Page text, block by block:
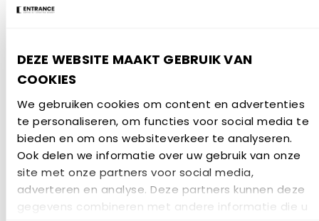
DEZE WEBSITE MAAKT GEBRUIK VAN
COOKIES
We gebruiken cookies om content en advertenties
te personaliseren, om functies voor social media te
bieden en om ons websiteverkeer te analyseren.
Ook delen we informatie over uw gebruik van onze
site met onze partners voor social media,
adverteren en analyse. Deze partners kunnen deze
gegevens combineren met andere informatie die u
de maand!) Graag nodigen we je ook uit te toosten
Meld je aan via de button.
GERELATEERD NIEUWS
NIEUWSBERICHT